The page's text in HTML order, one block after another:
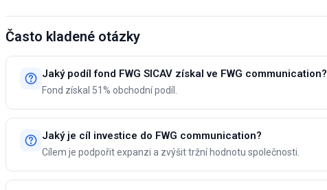
Často kladené otázky
Jaký podíl fond FWG SICAV získal ve FWG communication?
Fond získal 51% obchodní podíl.
Jaký je cíl investice do FWG communication?
Cílem je podpořit expanzi a zvýšit tržní hodnotu společnosti.